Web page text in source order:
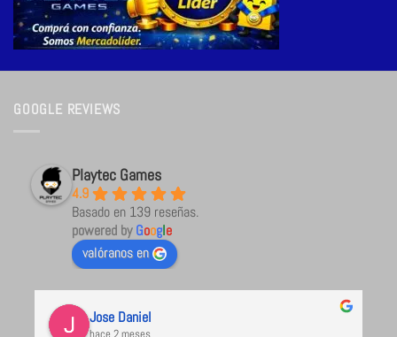
GOOGLE REVIEWS
Playtec Games
4.9
Basado en 139 reseñas.
powered byGoogle
valóranos en
Jose Daniel
hace 2 meses